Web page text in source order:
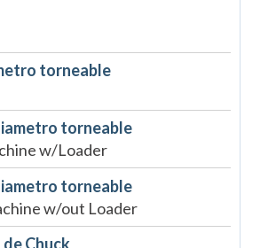
torneable
torneable
w/Loader
torneable
w/out Loader
Chuck